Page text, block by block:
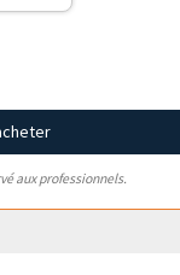
aux professionnels.